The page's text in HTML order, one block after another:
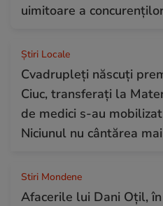
uimitoare a
Știri Locale
Cvadrupleți născuți
Ciuc, transferați la
de medici s-au
Niciunul nu cântărea
Stiri Mondene
Afacerile lui Dani Oțil,